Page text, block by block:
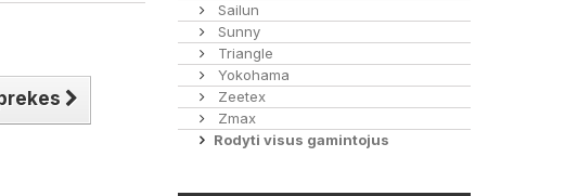
Sailun
Sunny
Triangle
Yokohama
Zeetex
Zmax
Rodyti visus gamintojus